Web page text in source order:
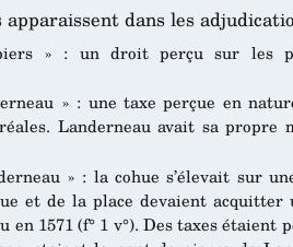
dans les
» : un droit perçu sur les
» : une taxe perçue en
Landerneau avait sa propre
» : la cohue s’élevait sur
et de la place devaient
en 1571 (f° 1 v°). Des taxes